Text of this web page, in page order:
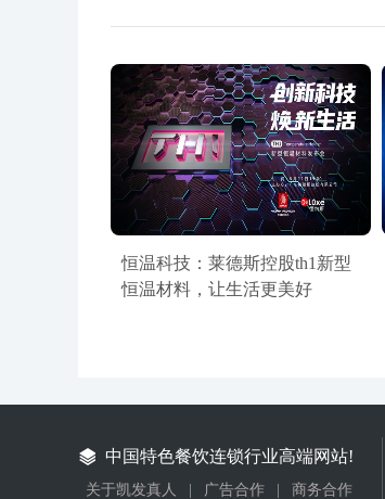
恒温科技：莱德斯控股th1新型
恒温材料，让生活更美好
中国特色餐饮连锁行业高端网站!
关于凯发真人 广告合作 商务合作